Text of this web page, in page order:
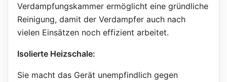
Verdampfungskammer ermöglicht eine gründliche
Reinigung, damit der Verdampfer auch nach
vielen Einsätzen noch effizient arbeitet.
Isolierte Heizschale:
Sie macht das Gerät unempfindlich gegen